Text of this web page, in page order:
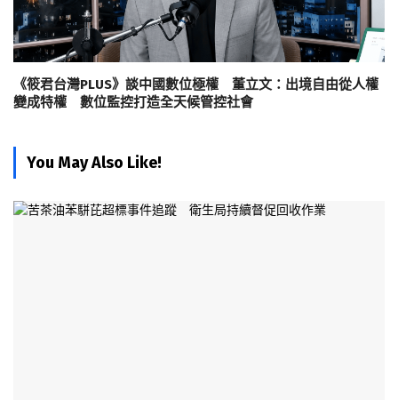
《筱君台灣PLUS》談中國數位極權 董立文：出境自由從人權
變成特權 數位監控打造全天候管控社會
You May Also Like!